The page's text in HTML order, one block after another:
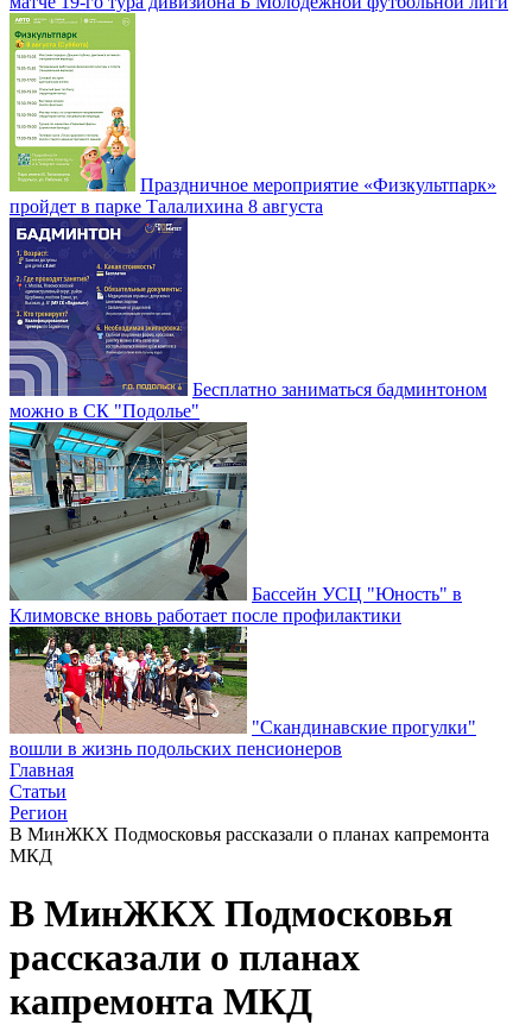
Праздничное мероприятие «Физкультпарк»
пройдет в парке Талалихина 8 августа
Бесплатно заниматься бадминтоном
можно в СК "Подолье"
Бассейн УСЦ "Юность" в
Климовске вновь работает после профилактики
"Скандинавские прогулки"
вошли в жизнь подольских пенсионеров
Главная
Статьи
Регион
В МинЖКХ Подмосковья рассказали о планах капремонта
МКД
В МинЖКХ Подмосковья
рассказали о планах
капремонта МКД